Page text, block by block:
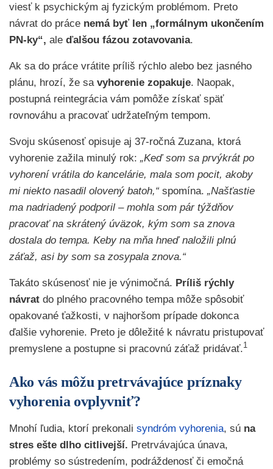
viesť k psychickým aj fyzickým problémom. Preto
návrat do práce nemá byť len „formálnym ukončením
PN-ky“, ale ďalšou fázou zotavovania.
Ak sa do práce vrátite príliš rýchlo alebo bez jasného
plánu, hrozí, že sa vyhorenie zopakuje. Naopak,
postupná reintegrácia vám pomôže získať späť
rovnováhu a pracovať udržateľným tempom.
Svoju skúsenosť opisuje aj 37-ročná Zuzana, ktorá
vyhorenie zažila minulý rok: „Keď som sa prvýkrát po
vyhorení vrátila do kancelárie, mala som pocit, akoby
mi niekto nasadil olovený batoh,“ spomína. „Našťastie
ma nadriadený podporil – mohla som pár týždňov
pracovať na skrátený úväzok, kým som sa znova
dostala do tempa. Keby na mňa hneď naložili plnú
záťaž, asi by som sa zosypala znova.“
Takáto skúsenosť nie je výnimočná. Príliš rýchly
návrat do plného pracovného tempa môže spôsobiť
opakované ťažkosti, v najhoršom prípade dokonca
ďalšie vyhorenie. Preto je dôležité k návratu pristupovať
premyslene a postupne si pracovnú záťaž pridávať.1
Ako vás môžu pretrvávajúce príznaky
vyhorenia ovplyvniť?
Mnohí ľudia, ktorí prekonali syndróm vyhorenia, sú na
stres ešte dlho citlivejší. Pretrvávajúca únava,
problémy so sústredením, podráždenosť či emočná